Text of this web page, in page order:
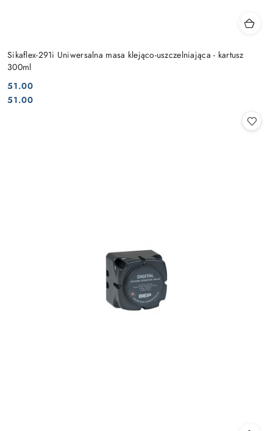
Sikaflex-291i Uniwersalna masa klejąco-uszczelniająca - kartusz
300ml
Cena:
51.00
Cena:
51.00